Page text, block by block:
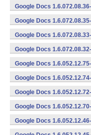
Google Docs
Google Docs
Google Docs
Google Docs
Google Docs
Google Docs
Google Docs
Google Docs
Google Docs